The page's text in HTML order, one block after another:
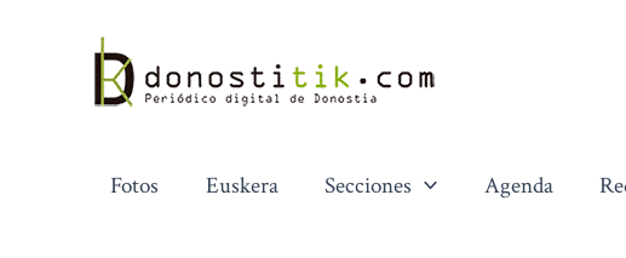
contenido
Fotos Euskera Secciones Agenda